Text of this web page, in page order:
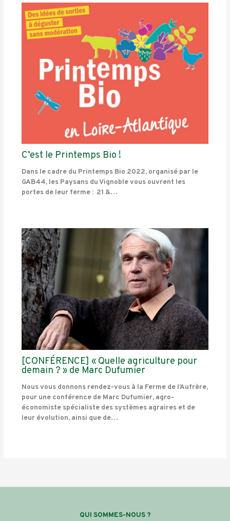
C’est le Printemps Bio !
Dans le cadre du Printemps Bio 2022, organisé par le
GAB44, les Paysans du Vignoble vous ouvrent les
portes de leur ferme : 21 &…
[CONFÉRENCE] « Quelle agriculture pour
demain ? » de Marc Dufumier
Nous vous donnons rendez-vous à la Ferme de l’Aufrère,
pour une conférence de Marc Dufumier, agro-
économiste spécialiste des systèmes agraires et de
leur évolution, ainsi que de…
QUI SOMMES-NOUS ?